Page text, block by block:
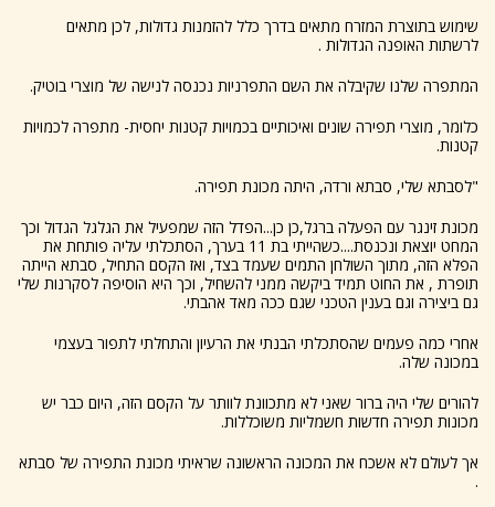
שימוש בתוצרת המזרח מתאים בדרך כלל להזמנות גדולות, לכן מתאים
לרשתות האופנה הגדולות .
המתפרה שלנו שקיבלה את השם התפרניות נכנסה לנישה של מוצרי בוטיק.
כלומר, מוצרי תפירה שונים ואיכותיים בכמויות קטנות יחסית- מתפרה לכמויות
קטנות.
"לסבתא שלי, סבתא ורדה, היתה מכונת תפירה.
מכונת זינגר עם הפעלה ברגל,כן כן...הפדל הזה שמפעיל את הגלגל הגדול וכך
המחט יוצאת ונכנסת....כשהייתי בת 11 בערך, הסתכלתי עליה פותחת את
הפלא הזה, מתוך השולחן התמים שעמד בצד, ואז הקסם התחיל, סבתא הייתה
תופרת , את החוט תמיד ביקשה ממני להשחיל, וכך היא הוסיפה לסקרנות שלי
גם ביצירה וגם בענין הטכני שגם ככה מאד אהבתי.
אחרי כמה פעמים שהסתכלתי הבנתי את הרעיון והתחלתי לתפור בעצמי
במכונה שלה.
להורים שלי היה ברור שאני לא מתכוונת לוותר על הקסם הזה, היום כבר יש
מכונות תפירה חדשות חשמליות משוכללות.
אך לעולם לא אשכח את המכונה הראשונה שראיתי מכונת התפירה של סבתא
.